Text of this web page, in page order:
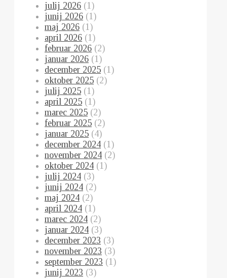
julij 2026 (1)
junij 2026 (1)
maj 2026 (1)
april 2026 (1)
februar 2026 (2)
januar 2026 (1)
december 2025 (1)
oktober 2025 (2)
julij 2025 (1)
april 2025 (1)
marec 2025 (2)
februar 2025 (2)
januar 2025 (4)
december 2024 (1)
november 2024 (2)
oktober 2024 (1)
julij 2024 (3)
junij 2024 (2)
maj 2024 (2)
april 2024 (1)
marec 2024 (2)
januar 2024 (3)
december 2023 (3)
november 2023 (3)
september 2023 (1)
junij 2023 (3)